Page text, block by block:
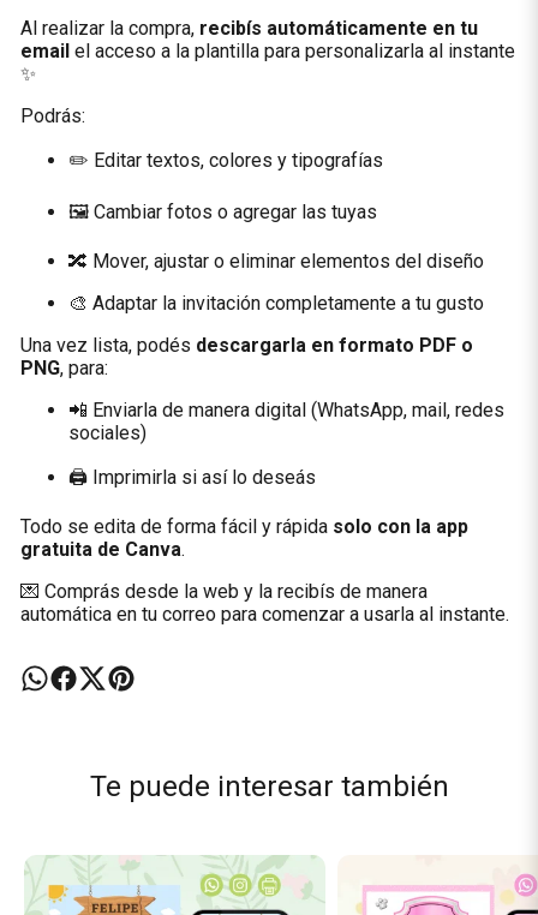
Al realizar la compra, recibís automáticamente en tu
email el acceso a la plantilla para personalizarla al instante
✨
Podrás:
✏️ Editar textos, colores y tipografías
🖼️ Cambiar fotos o agregar las tuyas
🔀 Mover, ajustar o eliminar elementos del diseño
🎨 Adaptar la invitación completamente a tu gusto
Una vez lista, podés descargarla en formato PDF o
PNG, para:
📲 Enviarla de manera digital (WhatsApp, mail, redes
sociales)
🖨️ Imprimirla si así lo deseás
Todo se edita de forma fácil y rápida solo con la app
gratuita de Canva.
💌 Comprás desde la web y la recibís de manera
automática en tu correo para comenzar a usarla al instante.
Te puede interesar también